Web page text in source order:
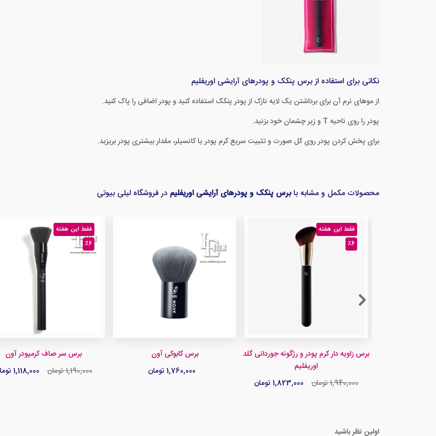
نکاتی برای استفاده از برس پنکک و پودرهای آرایشی اوریفلیم
از موهای نرم آن برای برداشتن یک لایه نازک از پودر پنکک استفاده کنید و پودر اضافی را پاک کنید.
پودر را روی ناحیه T و زیر چشمان خود بزنید.
برای پخش کردن پودر روی کل صورت و تثبیت سریع کرم پودر یا کانسیلر، مقدار بیشتری پودر بریزید.
محصولات مکمل و مشابه بابرس پنکک و پودرهای آرایشی اوریفلیم در فروشگاه لیلی بیوتی
فقط این هفته
٪6
برس سر صاف کرمپودر آون
1,190,000 تومان
1,118,000 تومان
برس کابوکی آون
1,760,000 تومان
فقط این هفته
٪6
برس زاویه دار کرم پودر و رژگونه جوردانی گلد
اوریفلیم
1,940,000 تومان
1,823,000 تومان
اولین نظر باشید